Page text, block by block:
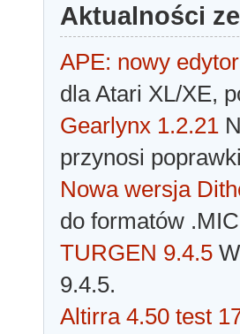
Aktualności
APE: nowy
dla Atari XL/XE,
Gearlynx 1.2.21
przynosi
Nowa wersja
do formatów
TURGEN 9.4.5
9.4.5.
Altirra 4.50 test